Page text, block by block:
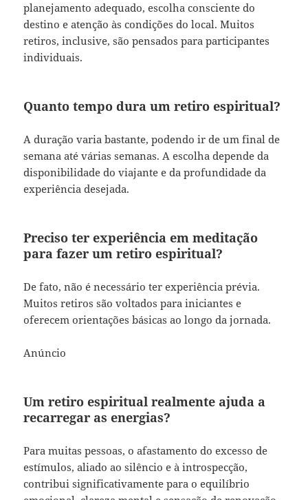
planejamento adequado, escolha consciente do
destino e atenção às condições do local. Muitos
retiros, inclusive, são pensados para participantes
individuais.
Quanto tempo dura um retiro espiritual?
A duração varia bastante, podendo ir de um final de
semana até várias semanas. A escolha depende da
disponibilidade do viajante e da profundidade da
experiência desejada.
Preciso ter experiência em meditação
para fazer um retiro espiritual?
De fato, não é necessário ter experiência prévia.
Muitos retiros são voltados para iniciantes e
oferecem orientações básicas ao longo da jornada.
Anúncio
Um retiro espiritual realmente ajuda a
recarregar as energias?
Para muitas pessoas, o afastamento do excesso de
estímulos, aliado ao silêncio e à introspecção,
contribui significativamente para o equilíbrio